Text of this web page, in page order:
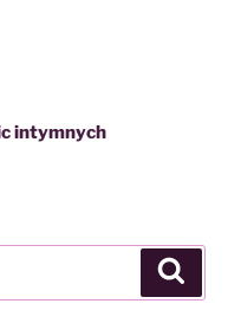
intymnych